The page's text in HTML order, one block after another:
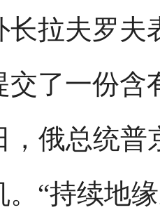
长拉夫罗夫
交了一份
，俄总统
。“持续地